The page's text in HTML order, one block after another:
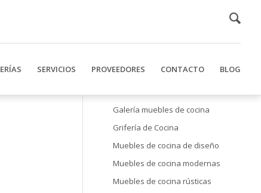
SERVICIOS PROVEEDORES CONTACTO BLOG
Galería muebles de cocina
Grifería de Cocina
Muebles de cocina de diseño
Muebles de cocina modernas
Muebles de cocina rústicas